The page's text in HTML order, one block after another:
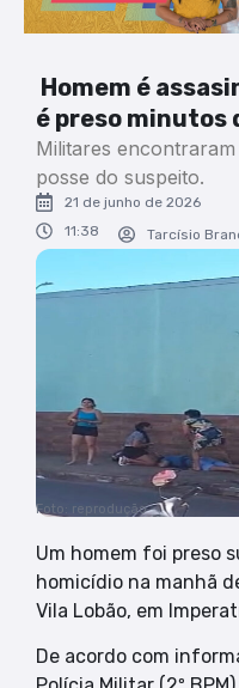
Homem é
é preso minutos
Militares
posse do suspeito.
21 de junho de 2026
11:38
Tarcísio
Foto: reprodução
Um homem foi preso
homicídio na manhã
Vila Lobão, em
De acordo com